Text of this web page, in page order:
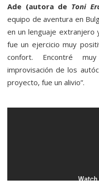
Ade (autora de Toni
equipo de aventura en
en un lenguaje extranjero
fue un ejercicio muy
confort. Encontré
improvisación de los
proyecto, fue un alivio”.